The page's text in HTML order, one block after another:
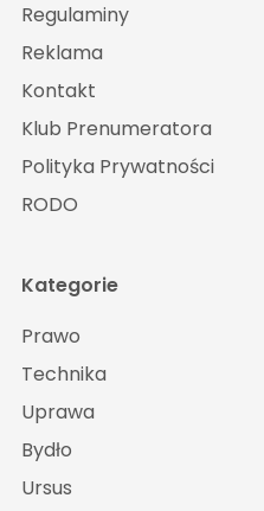
Regulaminy
Reklama
Kontakt
Klub Prenumeratora
Polityka Prywatności
RODO
Kategorie
Prawo
Technika
Uprawa
Bydło
Ursus